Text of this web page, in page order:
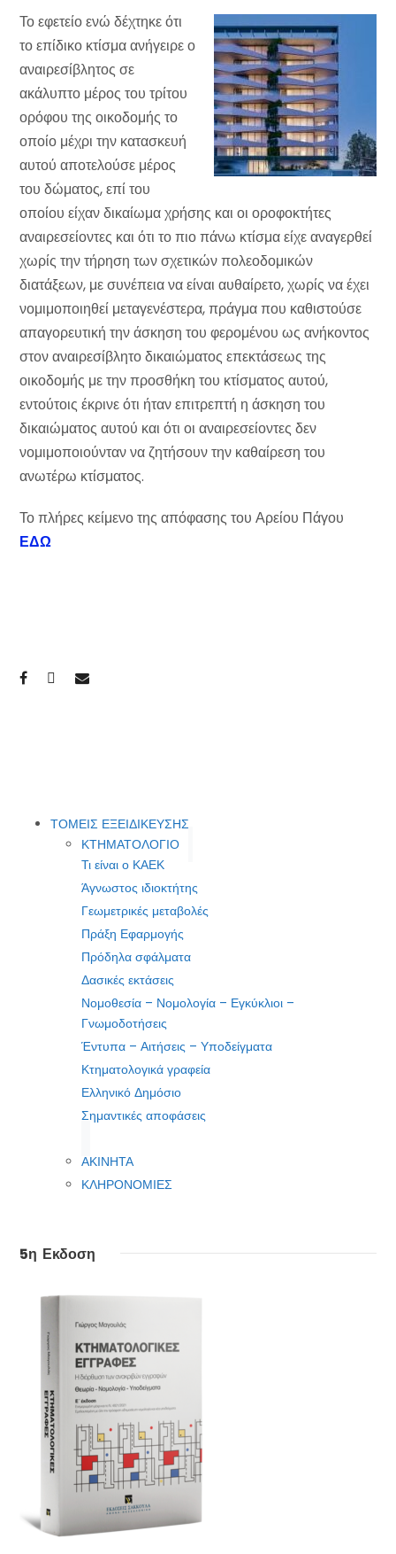
Το εφετείο ενώ δέχτηκε ότι
το επίδικο κτίσμα ανήγειρε ο
αναιρεσίβλητος σε
ακάλυπτο μέρος του τρίτου
ορόφου της οικοδομής το
οποίο μέχρι την κατασκευή
αυτού αποτελούσε μέρος
του δώματος, επί του
οποίου είχαν δικαίωμα χρήσης και οι οροφοκτήτες
αναιρεσείοντες και ότι το πιο πάνω κτίσμα είχε αναγερθεί
χωρίς την τήρηση των σχετικών πολεοδομικών
διατάξεων, με συνέπεια να είναι αυθαίρετο, χωρίς να έχει
νομιμοποιηθεί μεταγενέστερα, πράγμα που καθιστούσε
απαγορευτική την άσκηση του φερομένου ως ανήκοντος
στον αναιρεσίβλητο δικαιώματος επεκτάσεως της
οικοδομής με την προσθήκη του κτίσματος αυτού,
εντούτοις έκρινε ότι ήταν επιτρεπτή η άσκηση του
δικαιώματος αυτού και ότι οι αναιρεσείοντες δεν
νομιμοποιούνταν να ζητήσουν την καθαίρεση του
ανωτέρω κτίσματος.
Το πλήρες κείμενο της απόφασης του Αρείου Πάγου
ΕΔΩ
ΤΟΜΕΙΣ ΕΞΕΙΔΙΚΕΥΣΗΣ
ΚΤΗΜΑΤΟΛΟΓΙΟ
Τι είναι ο ΚΑΕΚ
Άγνωστος ιδιοκτήτης
Γεωμετρικές μεταβολές
Πράξη Εφαρμογής
Πρόδηλα σφάλματα
Δασικές εκτάσεις
Νομοθεσία – Νομολογία – Εγκύκλιοι –
Γνωμοδοτήσεις
Έντυπα – Αιτήσεις – Υποδείγματα
Κτηματολογικά γραφεία
Ελληνικό Δημόσιο
Σημαντικές αποφάσεις
ΑΚΙΝΗΤΑ
ΚΛΗΡΟΝΟΜΙΕΣ
5η Εκδοση